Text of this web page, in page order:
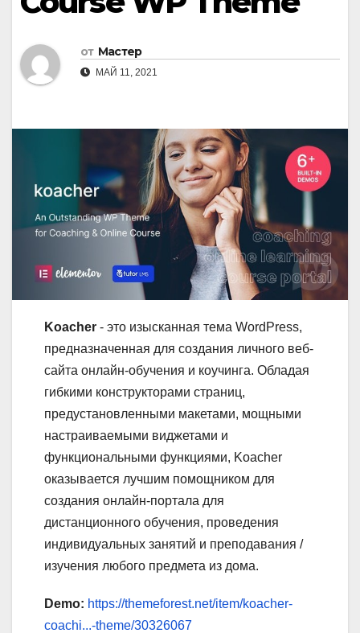
от Мастер
МАЙ 11, 2021
Koacher - это изысканная тема WordPress,
предназначенная для создания личного веб-
сайта онлайн-обучения и коучинга. Обладая
гибкими конструкторами страниц,
предустановленными макетами, мощными
настраиваемыми виджетами и
функциональными функциями, Koacher
оказывается лучшим помощником для
создания онлайн-портала для
дистанционного обучения, проведения
индивидуальных занятий и преподавания /
изучения любого предмета из дома.
Demo: https://themeforest.net/item/koacher-
coachi...-theme/30326067